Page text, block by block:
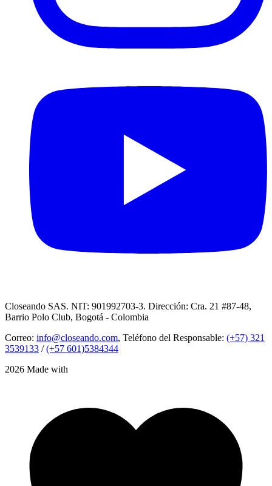
Closeando SAS. NIT: 901992703-3. Dirección: Cra. 21 #87-48,
Barrio Polo Club, Bogotá - Colombia
Correo: info@closeando.com, Teléfono del Responsable: (+57) 321
3539133 /(+57 601)5384344
2026 Made with